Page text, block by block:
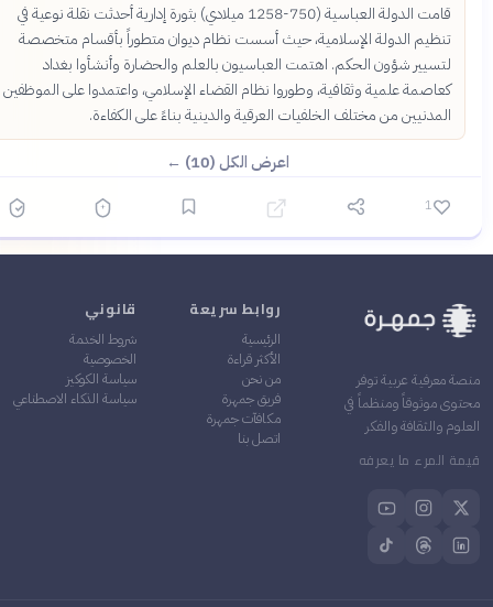
قامت الدولة العباسية (750-1258 ميلادي) بثورة إدارية أحدثت نقلة نوعية في
تنظيم الدولة الإسلامية، حيث أسست نظام ديوان متطوراً بأقسام متخصصة
لتسيير شؤون الحكم. اهتمت العباسيون بالعلم والحضارة وأنشأوا بغداد
كعاصمة علمية وثقافية، وطوروا نظام القضاء الإسلامي، واعتمدوا على الموظفين
المدنيين من مختلف الخلفيات العرقية والدينية بناءً على الكفاءة.
اعرض الكل (10) ←
معرفية عربية توفر
موثوقاً ومنظماً في
والثقافة والفكر
المرء ما يعرفه
روابط سريعة
الرئيسية
الأكثر قراءة
من نحن
فريق جمهرة
مكافآت جمهرة
اتصل بنا
قانوني
شروط الخدمة
الخصوصية
سياسة الكوكيز
سياسة الذكاء الاصطناعي